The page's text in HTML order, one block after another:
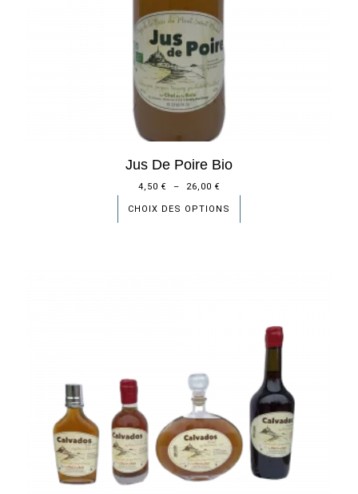
Jus De Poire Bio
4,50 € – 26,00 €
CHOIX DES OPTIONS